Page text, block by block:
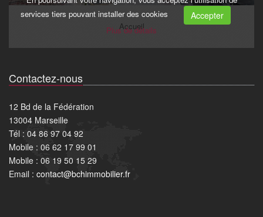
Contactez-nous
12 Bd de la Fédération
13004 Marseille
Tél : 04 86 97 04 92
Mobile : 06 62 17 99 01
Mobile : 06 19 50 15 29
Email : contact@bchimmobilier.fr